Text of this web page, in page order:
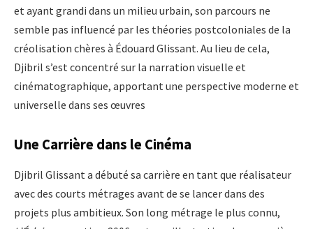
et ayant grandi dans un milieu urbain, son parcours ne
semble pas influencé par les théories postcoloniales de la
créolisation chères à Édouard Glissant. Au lieu de cela,
Djibril s’est concentré sur la narration visuelle et
cinématographique, apportant une perspective moderne et
universelle dans ses œuvres
Une Carrière dans le Cinéma
Djibril Glissant a débuté sa carrière en tant que réalisateur
avec des courts métrages avant de se lancer dans des
projets plus ambitieux. Son long métrage le plus connu,